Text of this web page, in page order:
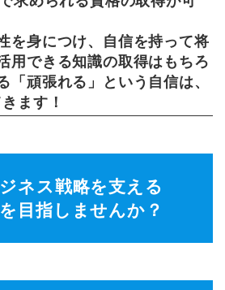
を身につけ、自信を持って将
用できる知識の取得はもちろ
「頑張れる」という自信は、
ます！
ネス戦略を支える
目指しませんか？